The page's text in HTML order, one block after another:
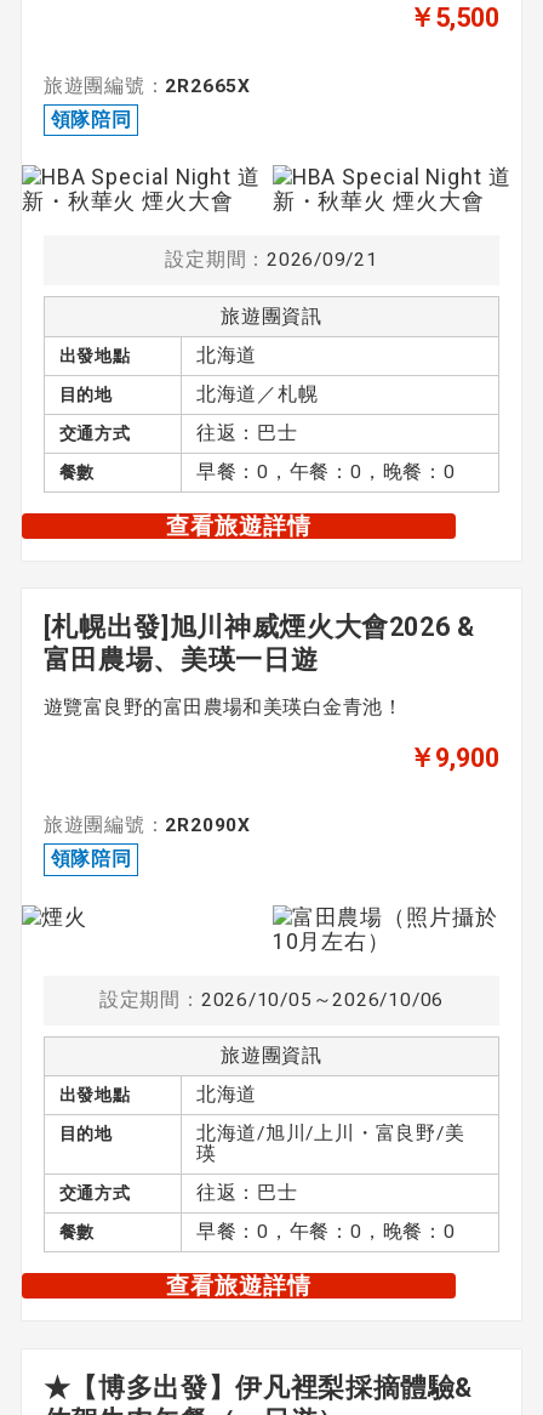
￥5,500
旅遊團編號： 2R2665X
領隊陪同
設定期間：2026/09/21
旅遊團資訊
出發地點 北海道
目的地 北海道／札幌
交通方式 往返：巴士
餐數 早餐：0，午餐：0，晚餐：0
查看旅遊詳情
[札幌出發]旭川神威煙火大會2026 &
富田農場、美瑛一日遊
遊覽富良野的富田農場和美瑛白金青池！
￥9,900
旅遊團編號： 2R2090X
領隊陪同
設定期間： 2026/10/05～2026/10/06
旅遊團資訊
出發地點 北海道
目的地
北海道/旭川/上川・富良野/美
瑛
交通方式 往返：巴士
餐數 早餐：0，午餐：0，晚餐：0
查看旅遊詳情
★【博多出發】伊凡裡梨採摘體驗&
領隊陪同 由英語領隊陪同
無領隊
主題
清空全部